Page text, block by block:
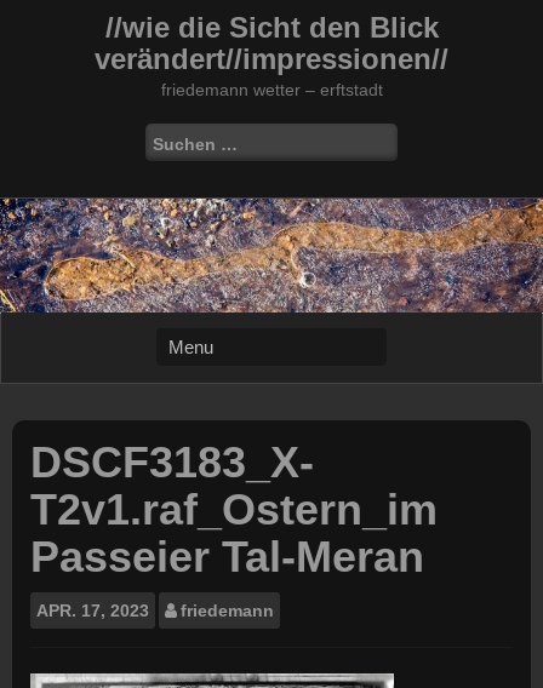
//wie die Sicht den Blick
verändert//impressionen//
friedemann wetter – erftstadt
Suchen
nach:
DSCF3183_X-
T2v1.raf_Ostern_im
Passeier Tal-Meran
APR. 17, 2023 friedemann